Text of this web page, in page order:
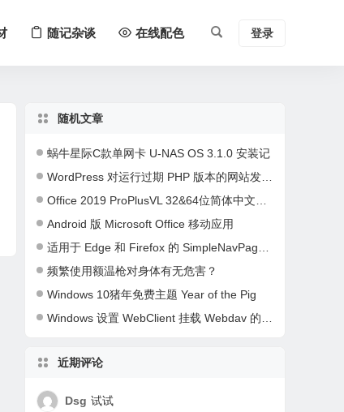
随记杂谈 在线配色 登录
随机文章
蜗牛星际C款单网卡 U-NAS OS 3.1.0 安装记
WordPress 对运行过期 PHP 版本的网站发出警告
Office 2019 ProPlusVL 32&64位简体中文批量授权版[20200502更新]
Android 版 Microsoft Office 移动应用
适用于 Edge 和 Firefox 的 SimpleNavPage v3.0 标签导航页扩展（智享阁原创）
频繁使用额温枪对身体有无危害？
Windows 10猪年免费主题 Year of the Pig
Windows 设置 WebClient 挂载 Webdav 的方法
近期评论
Dsg 试试